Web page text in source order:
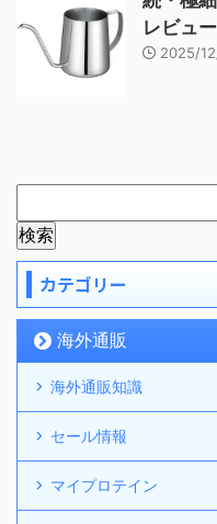
レビュー
2025/
カテゴリー
海外通販
海外通販知識
セール情報
マイプロテイン